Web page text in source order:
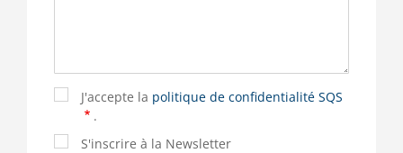
J'accepte la politique de confidentialité SQS
.
S'inscrire à la Newsletter